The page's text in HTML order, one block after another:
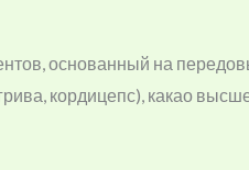
основанный на
кордицепс), какао